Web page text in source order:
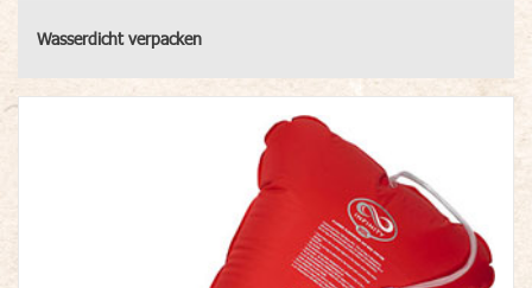
Wasserdicht verpacken